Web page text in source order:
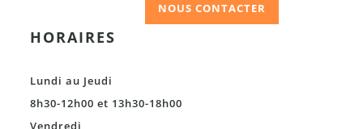
NOUS CONTACTER
HORAIRES
Lundi au Jeudi
8h30-12h00 et 13h30-18h00
Vendredi